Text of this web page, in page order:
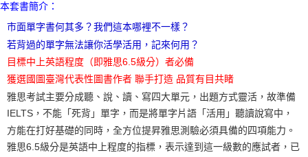
本套書簡介：
市面單字書何其多？我們這本哪裡不一樣？
若背過的單字無法讓你活學活用，記來何用？
目標中上英語程度（即雅思6.5級分）者必備
獲選國圖臺灣代表性圖書作者 聯手打造 品質有目共睹
雅思考試主要分成聽、說、讀、寫四大單元，出題方式靈活，故準備
IELTS，不能「死背」單字，而是將單字片語「活用」聽讀說寫中，
方能在打好基礎的同時，全方位提昇雅思測驗必須具備的四項能力。
雅思6.5級分是英語中上程度的指標，表示達到這一級數的應試者，已